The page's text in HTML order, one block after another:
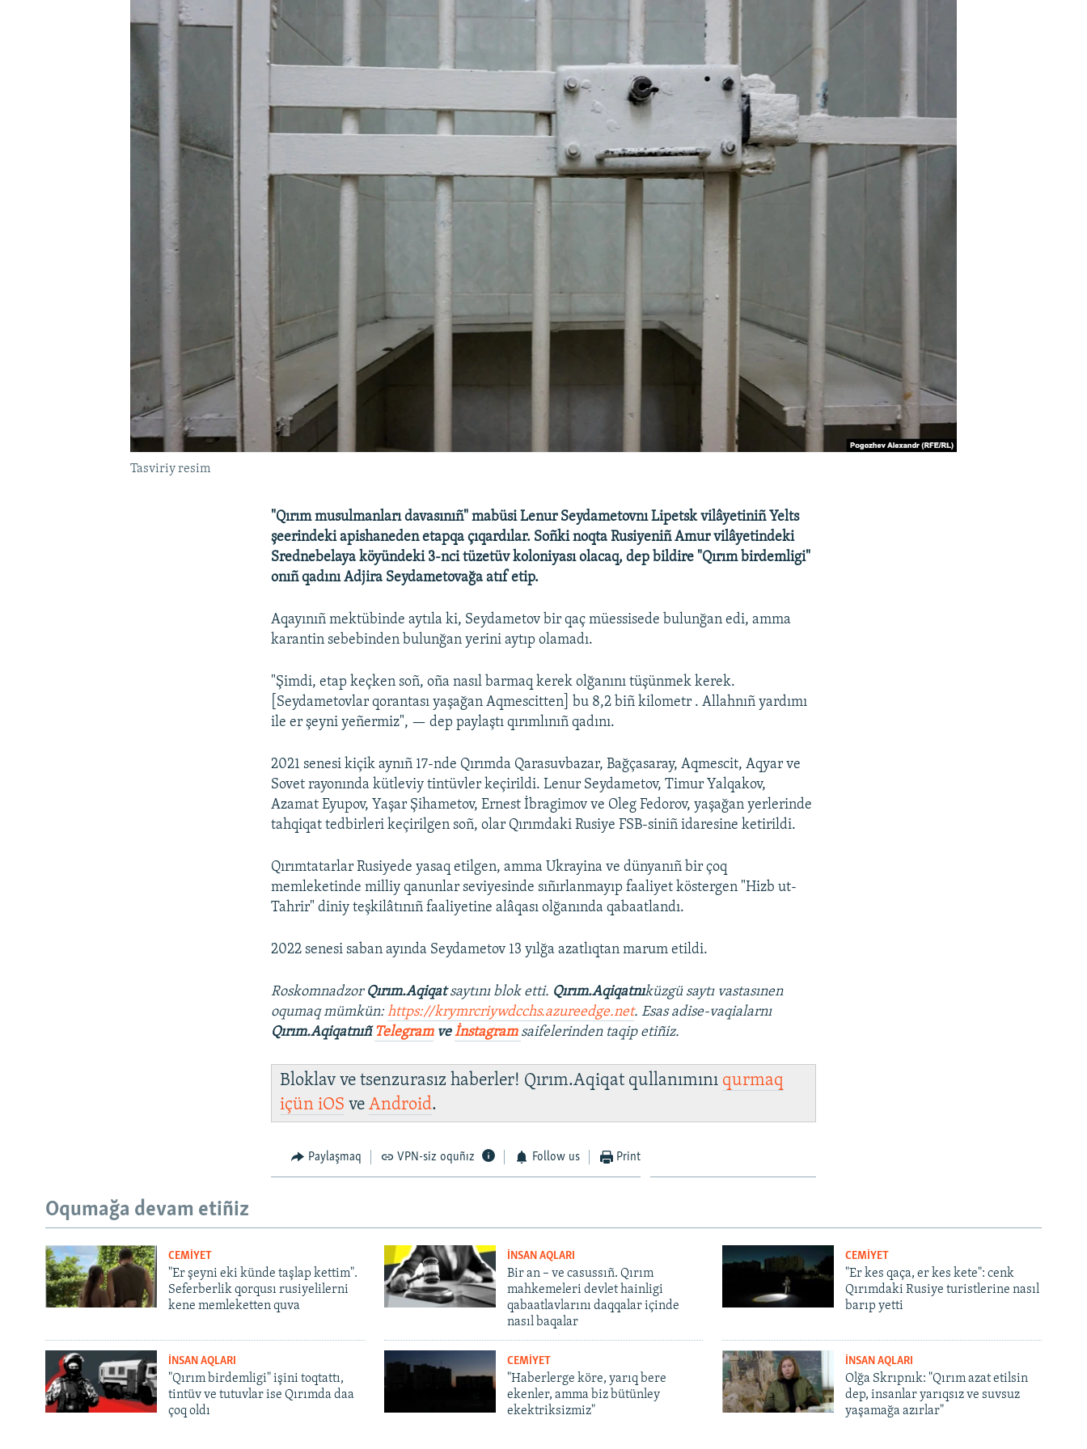
Tasviriy resim
"Qırım musulmanları davasınıñ" mabüsi Lenur Seydametovnı Lipetsk vilâyetiniñ Yelts
şeerindeki apishaneden etapqa çıqardılar. Soñki noqta Rusiyeniñ Amur vilâyetindeki
Srednebelaya köyündeki 3-nci tüzetüv koloniyası olacaq, dep bildire "Qırım birdemligi"
onıñ qadını Adjira Seydametovağa atıf etip.
Aqayınıñ mektübinde aytıla ki, Seydametov bir qaç müessisede bulunğan edi, amma
karantin sebebinden bulunğan yerini aytıp olamadı.
"Şimdi, etap keçken soñ, oña nasıl barmaq kerek olğanını tüşünmek kerek.
[Seydametovlar qorantası yaşağan Aqmescitten] bu 8,2 biñ kilometr . Allahnıñ yardımı
ile er şeyni yeñermiz", — dep paylaştı qırımlınıñ qadını.
2021 senesi kiçik aynıñ 17-nde Qırımda Qarasuvbazar, Bağçasaray, Aqmescit, Aqyar ve
Sovet rayonında kütleviy tintüvler keçirildi. Lenur Seydametov, Timur Yalqakov,
Azamat Eyupov, Yaşar Şihametov, Ernest İbragimov ve Oleg Fedorov, yaşağan yerlerinde
tahqiqat tedbirleri keçirilgen soñ, olar Qırımdaki Rusiye FSB-siniñ idaresine ketirildi.
Qırımtatarlar Rusiyede yasaq etilgen, amma Ukrayina ve dünyanıñ bir çoq
memleketinde milliy qanunlar seviyesinde sıñırlanmayıp faaliyet köstergen "Hizb ut-
Tahrir" diniy teşkilâtınıñ faaliyetine alâqası olğanında qabaatlandı.
2022 senesi saban ayında Seydametov 13 yılğa azatlıqtan marum etildi.
Roskomnadzor Qırım.Aqiqatsaytını blok etti. Qırım.Aqiqatnıküzgü saytı vastasınen
oqumaq mümkün:https://krymrcriywdcchs.azureedge.net. Esas adise-vaqialarnı
Qırım.AqiqatnıñTelegramveİnstagram saifelerinden taqip etiñiz.
Bloklav ve tsenzurasız haberler! Qırım.Aqiqat qullanımını qurmaq
içüniOS veAndroid.
Paylaşmaq VPN-siz oquñız Follow us Print
Oqumağa devam etiñiz
CEMİYET
"Er şeyni eki künde taşlap kettim".
Seferberlik qorqusı rusiyelilerni
kene memleketten quva
İNSAN AQLARI
Bir an – ve casussıñ. Qırım
mahkemeleri devlet hainligi
qabaatlavlarını daqqalar içinde
nasıl baqalar
CEMİYET
"Er kes qaça, er kes kete": cenk
Qırımdaki Rusiye turistlerine nasıl
barıp yetti
İNSAN AQLARI
"Qırım birdemligi" işini toqtattı,
tintüv ve tutuvlar ise Qırımda daa
çoq oldı
CEMİYET
"Haberlerge köre, yarıq bere
ekenler, amma biz bütünley
ekektriksizmiz"
İNSAN AQLARI
Olğa Skrıpnık: "Qırım azat etilsin
dep, insanlar yarıqsız ve suvsuz
yaşamağa azırlar"